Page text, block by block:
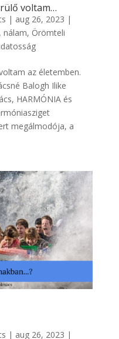
voltam…
| aug 26, 2023 |
nálam, Örömteli
az életemben.
Balogh Ilike
HARMÓNIA és
megálmodója, a
| aug 26, 2023 |